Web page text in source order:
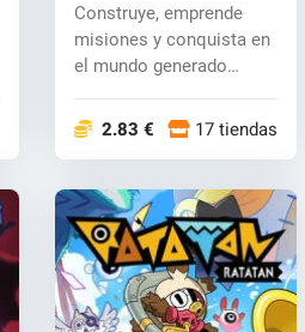
Construye, emprende
misiones y conquista en
el mundo generado
2.83 € 17 tiendas